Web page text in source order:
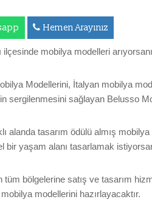
Hemen Arayınız
ilçesinde mobilya modelleri
Modellerini, İtalyan mobilya
sergilenmesini sağlayan Belusso
alanda tasarım ödülü almış
bir yaşam alanı tasarlamak
tüm bölgelerine satış ve tasarım
modellerini hazırlayacaktır.